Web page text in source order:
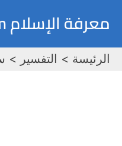
المحتوىمعرفة الإسلام Knowing Islam
الرئيسة التفسير